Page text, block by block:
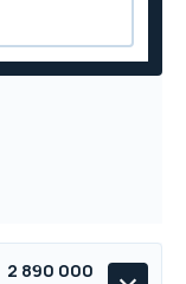
2 890 000